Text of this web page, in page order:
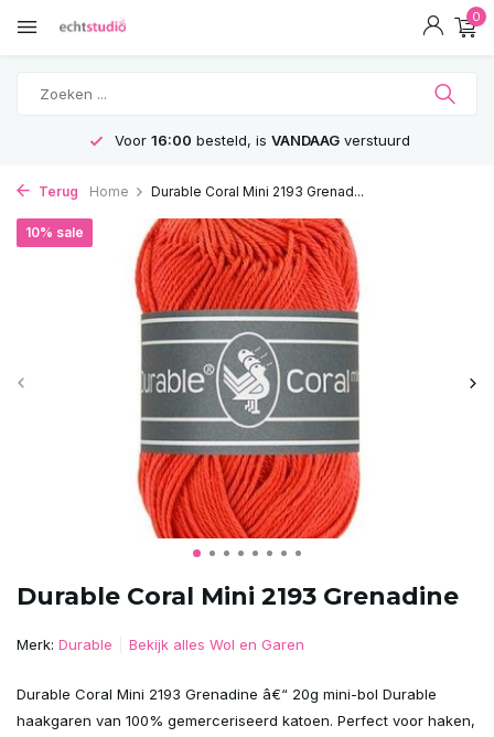
0
Voor 16:00 besteld, is VANDAAGverstuurd
Terug Home Durable Coral Mini 2193 Grenad...
Durable Coral Mini 2193 Grenadine
10% sale
Merk: Durable Bekijk alles Wol en Garen
Durable Coral Mini 2193 Grenadine â€“ 20g mini-bol Durable
haakgaren van 100% gemerceriseerd katoen. Perfect voor haken,